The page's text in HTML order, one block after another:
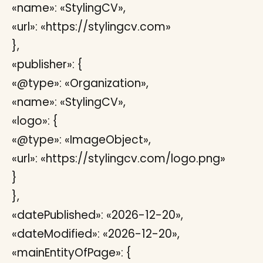
«name»: «StylingCV»,
«url»: «https://stylingcv.com»
},
«publisher»: {
«@type»: «Organization»,
«name»: «StylingCV»,
«logo»: {
«@type»: «ImageObject»,
«url»: «https://stylingcv.com/logo.png»
}
},
«datePublished»: «2026-12-20»,
«dateModified»: «2026-12-20»,
«mainEntityOfPage»: {